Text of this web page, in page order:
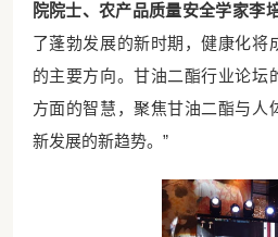
院院士、农产品质量安全学家李
了蓬勃发展的新时期，健康化将
的主要方向。甘油二酯行业论坛
方面的智慧，聚焦甘油二酯与人
新发展的新趋势。”